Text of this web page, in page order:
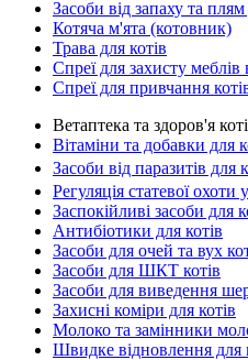
Засоби від запаху та плям
Котяча м'ята (котовник)
Трава для котів
Спреї для захисту меблів
Спреї для привчання
Ветаптека та здоров'я
Вітаміни та добавки для
Засоби від паразитів для
Регуляція статевої охоти
Заспокійливі засоби для
Антибіотики для котів
Засоби для очей та вух
Засоби для ШКТ котів
Засоби для виведення
Захисні коміри для котів
Молоко та замінники
Швидке відновлення для